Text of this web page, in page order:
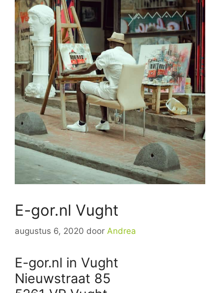
E-gor.nl Vught
augustus 6, 2020 door Andrea
E-gor.nl in Vught
Nieuwstraat 85